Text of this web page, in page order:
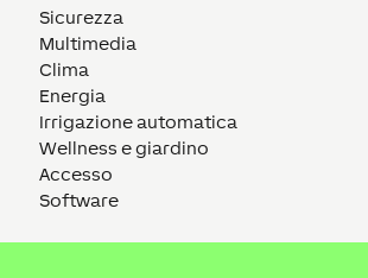
Sicurezza
Multimedia
Clima
Energia
Irrigazione automatica
Wellness e giardino
Accesso
Software